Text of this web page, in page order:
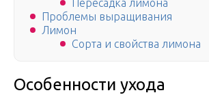
Пересадка лимона
Проблемы выращивания
Лимон
Сорта и свойства лимона
Особенности ухода